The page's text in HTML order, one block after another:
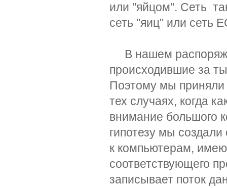
или "яйцом". Сеть
сеть "яиц" или сеть
В нашем
происходившие за
Поэтому мы приняли
тех случаях, когда
внимание большого
гипотезу мы
к компьютерам,
соответствующего
записывает поток